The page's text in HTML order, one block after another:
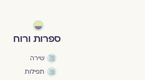
ספרות ורוח
שירה
תפילות